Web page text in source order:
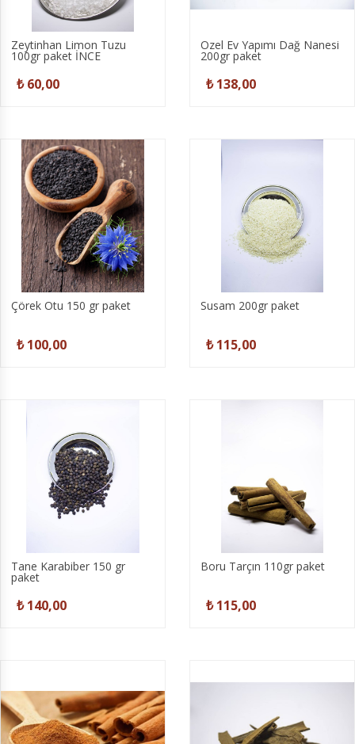
Zeytinhan Limon Tuzu
100gr paket İNCE
₺ 60,00
Özel Ev Yapımı Dağ Nanesi
200gr paket
₺ 138,00
Çörek Otu 150 gr paket
₺ 100,00
Susam 200gr paket
₺ 115,00
Tane Karabiber 150 gr
paket
₺ 140,00
Boru Tarçın 110gr paket
₺ 115,00